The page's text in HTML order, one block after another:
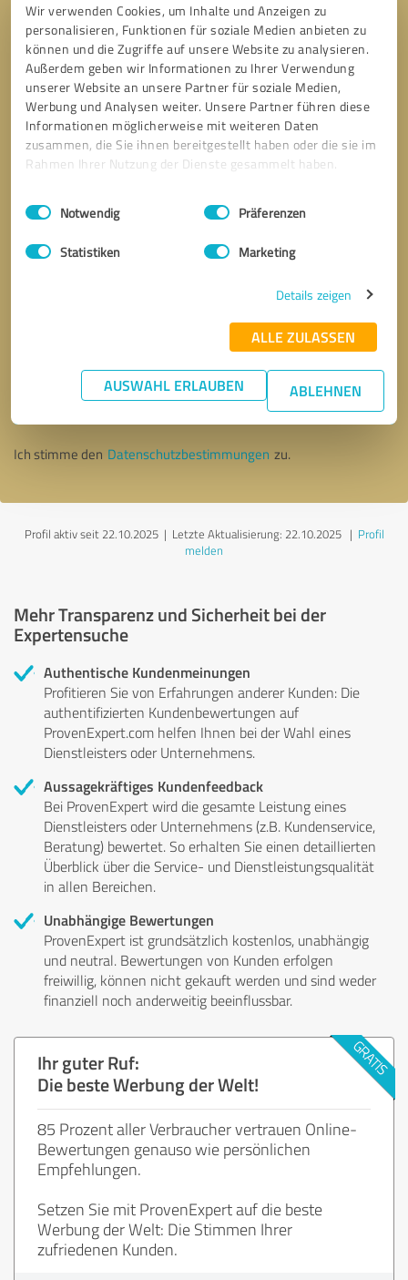
Wir verwenden Cookies, um Inhalte und Anzeigen zu
personalisieren, Funktionen für soziale Medien anbieten zu
können und die Zugriffe auf unsere Website zu analysieren.
Außerdem geben wir Informationen zu Ihrer Verwendung
unserer Website an unsere Partner für soziale Medien,
Werbung und Analysen weiter. Unsere Partner führen diese
Informationen möglicherweise mit weiteren Daten
zusammen, die Sie ihnen bereitgestellt haben oder die sie im
Rahmen Ihrer Nutzung der Dienste gesammelt haben.
Impressum Datenschutzbestimmungen
Einwilligungsauswahl
Notwendig Präferenzen
Statistiken Marketing
Details zeigen
ALLE ZULASSEN
AUSWAHL ERLAUBEN ABLEHNEN
Ich stimme den Datenschutzbestimmungen zu.
Profil aktiv seit 22.10.2025 | Letzte Aktualisierung: 22.10.2025| Profil
melden
Mehr Transparenz und Sicherheit bei der
Expertensuche
Authentische Kundenmeinungen
Profitieren Sie von Erfahrungen anderer Kunden: Die
authentifizierten Kundenbewertungen auf
ProvenExpert.com helfen Ihnen bei der Wahl eines
Dienstleisters oder Unternehmens.
Aussagekräftiges Kundenfeedback
Bei ProvenExpert wird die gesamte Leistung eines
Dienstleisters oder Unternehmens (z.B. Kundenservice,
Beratung) bewertet. So erhalten Sie einen detaillierten
Überblick über die Service- und Dienstleistungsqualität
in allen Bereichen.
Unabhängige Bewertungen
ProvenExpert ist grundsätzlich kostenlos, unabhängig
und neutral. Bewertungen von Kunden erfolgen
freiwillig, können nicht gekauft werden und sind weder
finanziell noch anderweitig beeinflussbar.
Ihr guter Ruf:
Die beste Werbung der Welt!
85 Prozent aller Verbraucher vertrauen Online-
Bewertungen genauso wie persönlichen
Empfehlungen.
Setzen Sie mit ProvenExpert auf die beste
Werbung der Welt: Die Stimmen Ihrer
zufriedenen Kunden.